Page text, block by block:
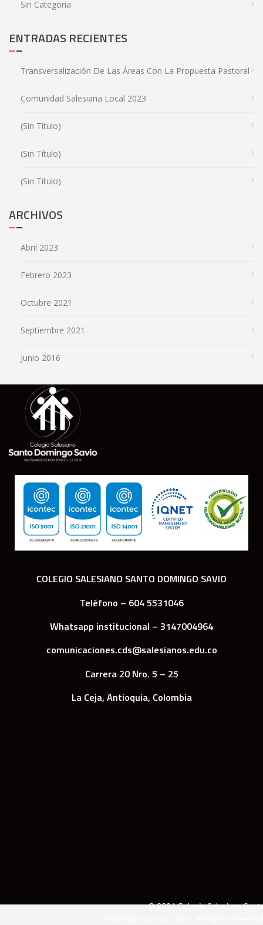
Sin Categoría
ENTRADAS RECIENTES
Transversalización De Las Áreas Con La Propuesta Pastoral
Comunidad Salesiana Local 2023
(sin Título)
(sin Título)
(sin Título)
ARCHIVOS
Abril 2023
Febrero 2023
Octubre 2021
Septiembre 2021
Junio 2016
COLEGIO SALESIANO SANTO DOMINGO SAVIO
Teléfono – 604 5531046
Whatsapp institucional – 3147004964
comunicaciones.cds@salesianos.edu.co
Carrera 20 Nro. 5 – 25
La Ceja, Antioquia, Colombia
© 2024 Colegio Salesiano